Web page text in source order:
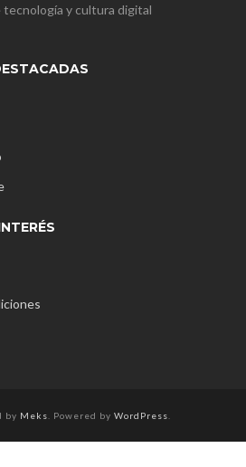
y cultura digital
by Meks . Powered by WordPress